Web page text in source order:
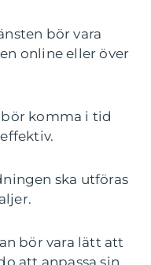
bör vara
online eller över
komma i tid
ska utföras
bör vara lätt att